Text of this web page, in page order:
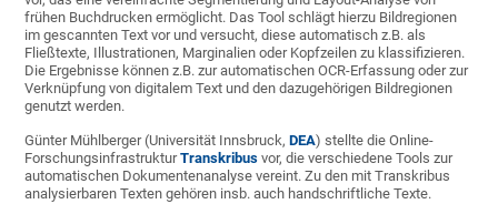
frühen Buchdrucken ermöglicht. Das Tool schlägt hierzu Bildregionen
im gescannten Text vor und versucht, diese automatisch z.B. als
Fließtexte, Illustrationen, Marginalien oder Kopfzeilen zu klassifizieren.
Die Ergebnisse können z.B. zur automatischen OCR-Erfassung oder zur
Verknüpfung von digitalem Text und den dazugehörigen Bildregionen
genutzt werden.
Günter Mühlberger (Universität Innsbruck,DEA) stellte die Online-
ForschungsinfrastrukturTranskribus vor, die verschiedene Tools zur
automatischen Dokumentenanalyse vereint. Zu den mit Transkribus
analysierbaren Texten gehören insb. auch handschriftliche Texte.